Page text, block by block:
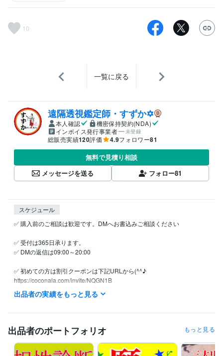
10
一覧に戻る
遠隔透視鑑定師・すずか✡
本人確認
機密保持契約(NDA)
インボイス発行事業者
未登録
総販売実績120評価 4.9フォロワー81
無料で見積り相談
メッセージを送る
フォロー81
スケジュール
✅ 購入前のご相談は歓迎です。DMへお書込みご相談ください
✅ 受付は365日承ります。
✅ DMの返信は09:00～20:00
✅ 初めての方は割引クーポンは下記URLから(^^♪
https://coconala.com/invite/NQGN1B
ご注文には順番にお返事差し上げております。
✅ 高評価はすごくすごく嬉しく大喜びします(^^♪
経験職種
コンサルタント / 組織・人事コンサルタント 経験年数 : 7年
出品者の実績をもっと見る
出品者のポートフォリオ もっと見る